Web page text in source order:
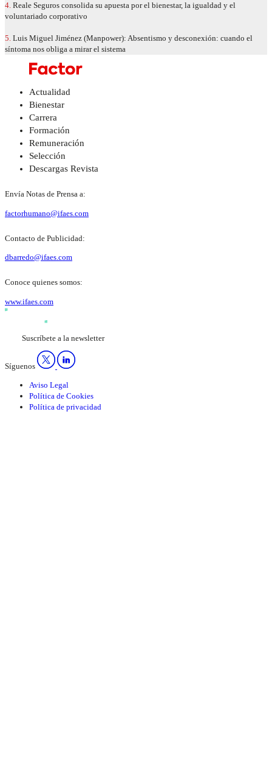
4. Reale Seguros consolida su apuesta por el bienestar, la igualdad y el
voluntariado corporativo
5. Luis Miguel Jiménez (Manpower): Absentismo y desconexión: cuando el
síntoma nos obliga a mirar el sistema
Actualidad
Bienestar
Carrera
Formación
Remuneración
Selección
Descargas Revista
Envía Notas de Prensa a:
factorhumano@ifaes.com
Contacto de Publicidad:
dbarredo@ifaes.com
Conoce quienes somos:
www.ifaes.com
Suscríbete a la newsletter
Síguenos
Aviso Legal
Política de Cookies
Política de privacidad